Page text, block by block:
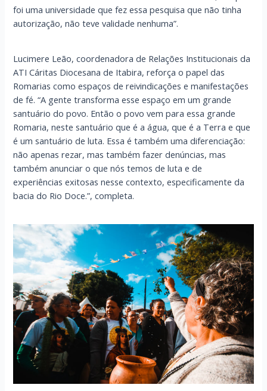
foi uma universidade que fez essa pesquisa que não tinha
autorização, não teve validade nenhuma”.
Lucimere Leão, coordenadora de Relações Institucionais da
ATI Cáritas Diocesana de Itabira, reforça o papel das
Romarias como espaços de reivindicações e manifestações
de fé. “A gente transforma esse espaço em um grande
santuário do povo. Então o povo vem para essa grande
Romaria, neste santuário que é a água, que é a Terra e que
é um santuário de luta. Essa é também uma diferenciação:
não apenas rezar, mas também fazer denúncias, mas
também anunciar o que nós temos de luta e de
experiências exitosas nesse contexto, especificamente da
bacia do Rio Doce.”, completa.